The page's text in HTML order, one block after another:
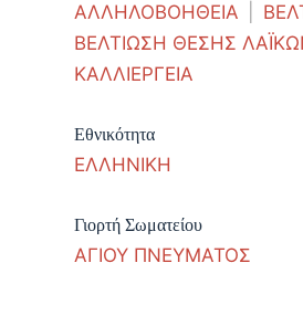
ΑΛΛΗΛΟΒΟΗΘΕΙΑ
ΒΕΛΤΙΩΣΗ ΘΕΣΗΣ
ΚΑΛΛΙΕΡΓΕΙΑ
Εθνικότητα
ΕΛΛΗΝΙΚΗ
Γιορτή Σωματείου
ΑΓΙΟΥ ΠΝΕΥΜΑΤΟΣ